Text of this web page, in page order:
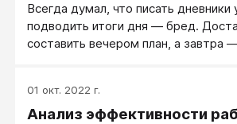
Всегда думал, что писать дневники
подводить итоги дня — бред.
составить вечером план, а завтра
01 окт. 2022 г.
Анализ эффективности